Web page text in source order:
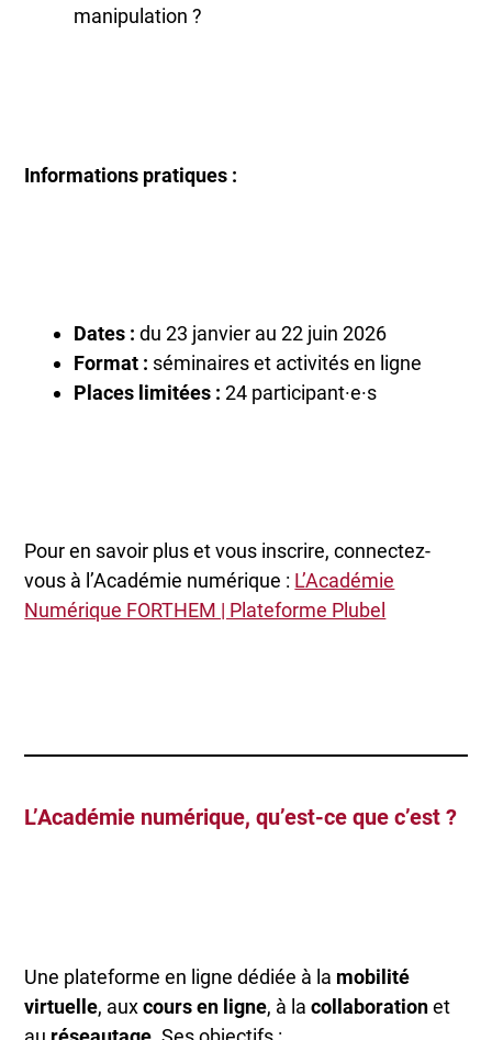
manipulation ?
Informations pratiques :
Dates : du 23 janvier au 22 juin 2026
Format : séminaires et activités en ligne
Places limitées : 24 participant·e·s
Pour en savoir plus et vous inscrire, connectez-
vous à l’Académie numérique : L’Académie
Numérique FORTHEM | Plateforme Plubel
L’Académie numérique, qu’est-ce que c’est ?
Une plateforme en ligne dédiée à la mobilité
virtuelle, auxcours en ligne, à lacollaborationet